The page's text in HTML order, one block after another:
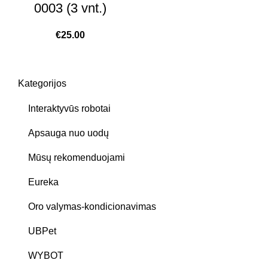
Kategorijos
Interaktyvūs robotai
Apsauga nuo uodų
Mūsų rekomenduojami
Eureka
Oro valymas-kondicionavimas
UBPet
WYBOT
0003 (3 vnt.)
€25.00